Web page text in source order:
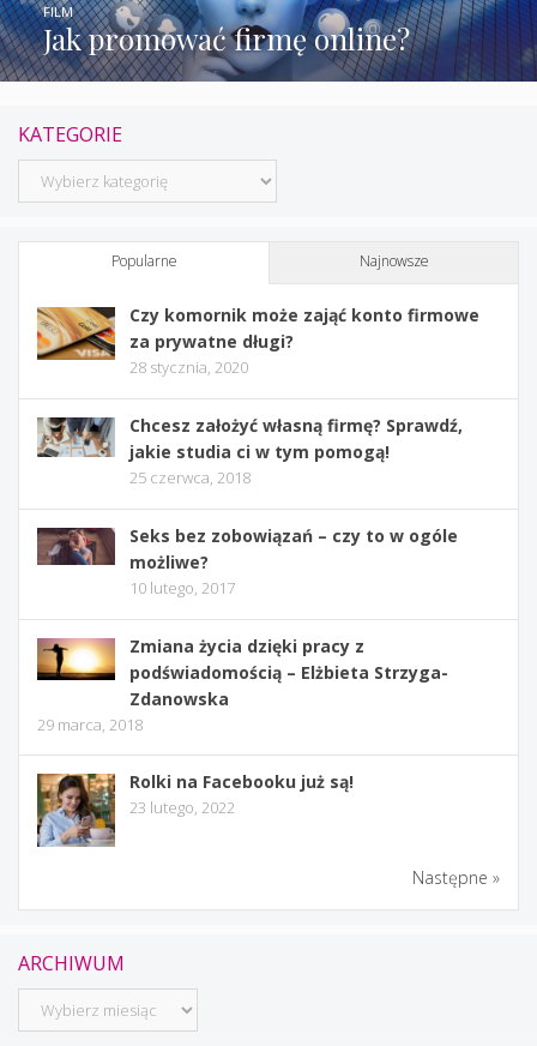
Jak promować firmę online?
FILM
KATEGORIE
Kategorie
Popularne Najnowsze
Czy komornik może zająć konto firmowe
za prywatne długi?
28 stycznia, 2020
Chcesz założyć własną firmę? Sprawdź,
jakie studia ci w tym pomogą!
25 czerwca, 2018
Seks bez zobowiązań – czy to w ogóle
możliwe?
10 lutego, 2017
Zmiana życia dzięki pracy z
podświadomością – Elżbieta Strzyga-
Zdanowska
29 marca, 2018
Rolki na Facebooku już są!
23 lutego, 2022
Następne »
ARCHIWUM
Archiwum